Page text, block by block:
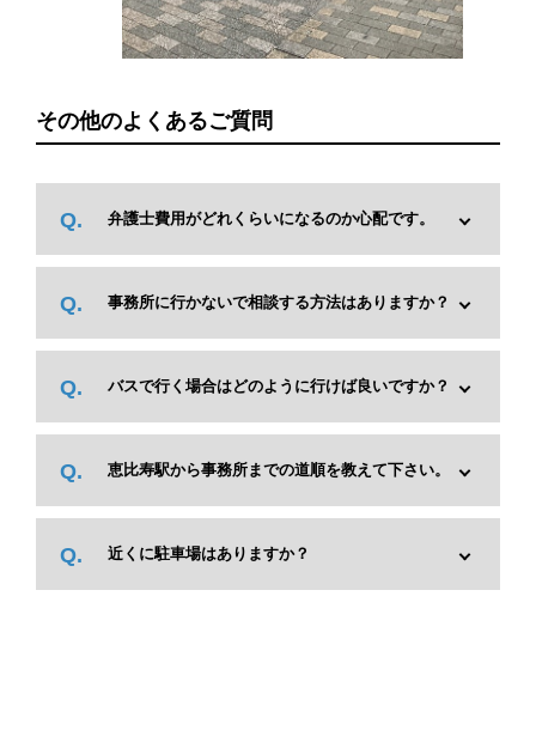
その他のよくあるご質問
弁護士費用がどれくらいになるのか心配です。
事務所に行かないで相談する方法はありますか？
バスで行く場合はどのように行けば良いですか？
恵比寿駅から事務所までの道順を教えて下さい。
近くに駐車場はありますか？